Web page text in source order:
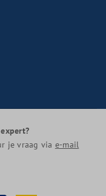
je vraag via e-mail